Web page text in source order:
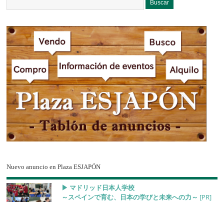
Nuevo anuncio en Plaza ESJAPÓN
▶︎ マドリッド日本人学校
～スペインで育む、日本の学びと未来への力～ [PR]